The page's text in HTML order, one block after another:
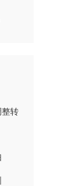
整转